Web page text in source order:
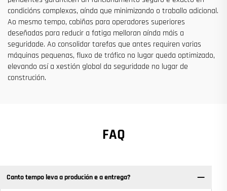
condicións complexas, aínda que minimizando o traballo adicional.
Ao mesmo tempo, cabiñas para operadores superiores
deseñadas para reducir a fatiga melloran aínda máis a
seguridade. Ao consolidar tarefas que antes requiren varias
máquinas pequenas, fluxo de tráfico no lugar queda optimizado,
elevando así a xestión global da seguridade no lugar de
construción.
FAQ
Canto tempo leva a produción e a entrega?